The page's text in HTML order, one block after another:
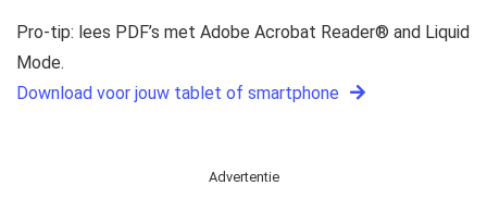
Pro-tip: lees PDF’s met Adobe Acrobat Reader® and Liquid
Mode.
Download voor jouw tablet of smartphone
Advertentie